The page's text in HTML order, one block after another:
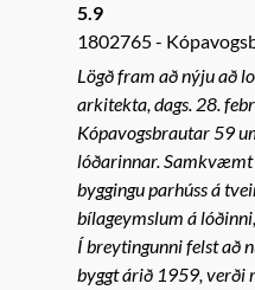
5.9
1802765
Lögð fram að nýju að
arkitekta, dags. 28.
Kópavogsbrautar 59
lóðarinnar.
byggingu parhúss á
bílageymslum á
Í breytingunni felst að
byggt árið 1959, verði